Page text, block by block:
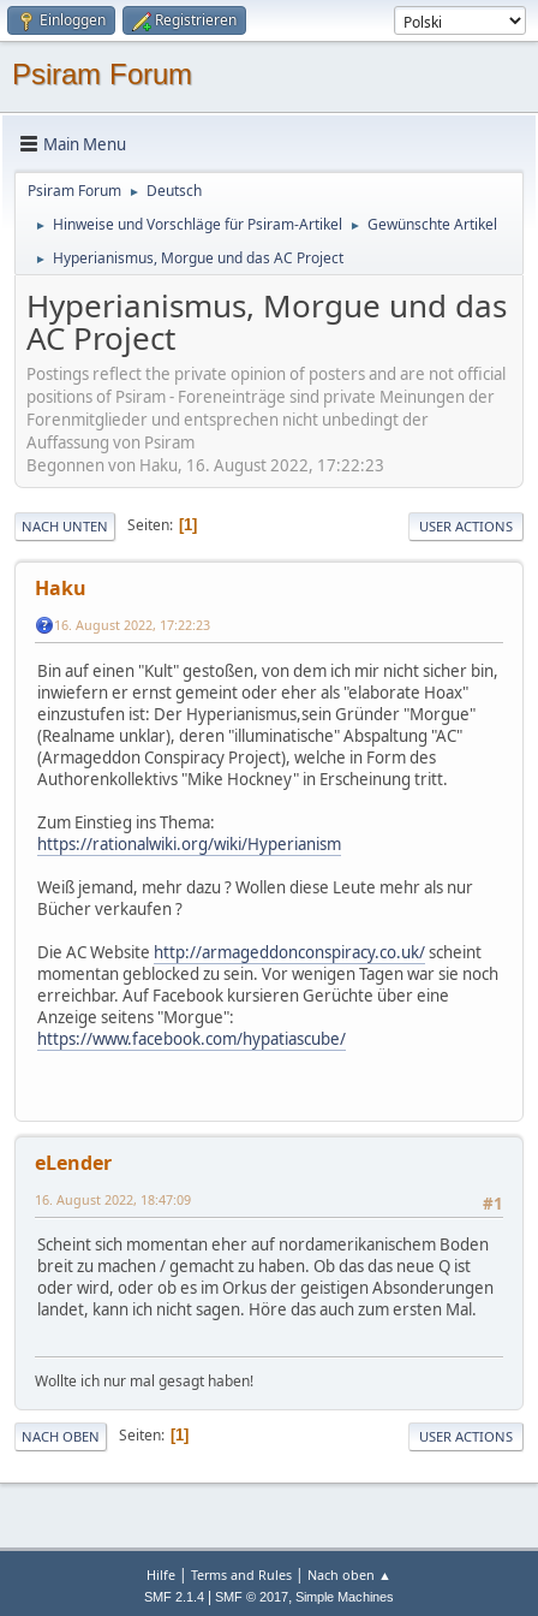
Einloggen Registrieren
Psiram Forum
Main Menu
Psiram Forum ► Deutsch
► Hinweise und Vorschläge für Psiram-Artikel ► Gewünschte Artikel
► Hyperianismus, Morgue und das AC Project
Hyperianismus, Morgue und das
AC Project
Postings reflect the private opinion of posters and are not official
positions of Psiram - Foreneinträge sind private Meinungen der
Forenmitglieder und entsprechen nicht unbedingt der
Auffassung von Psiram
Begonnen von Haku, 16. August 2022, 17:22:23
NACH UNTEN Seiten 1 USER ACTIONS
Haku
16. August 2022, 17:22:23
Bin auf einen "Kult" gestoßen, von dem ich mir nicht sicher bin,
inwiefern er ernst gemeint oder eher als "elaborate Hoax"
einzustufen ist: Der Hyperianismus,sein Gründer "Morgue"
(Realname unklar), deren "illuminatische" Abspaltung "AC"
(Armageddon Conspiracy Project), welche in Form des
Authorenkollektivs "Mike Hockney" in Erscheinung tritt.
Zum Einstieg ins Thema:
https://rationalwiki.org/wiki/Hyperianism
Weiß jemand, mehr dazu ? Wollen diese Leute mehr als nur
Bücher verkaufen ?
Die AC Website http://armageddonconspiracy.co.uk/scheint
momentan geblocked zu sein. Vor wenigen Tagen war sie noch
erreichbar. Auf Facebook kursieren Gerüchte über eine
Anzeige seitens "Morgue":
https://www.facebook.com/hypatiascube/
eLender
#1
16. August 2022, 18:47:09
Scheint sich momentan eher auf nordamerikanischem Boden
breit zu machen / gemacht zu haben. Ob das das neue Q ist
oder wird, oder ob es im Orkus der geistigen Absonderungen
landet, kann ich nicht sagen. Höre das auch zum ersten Mal.
Wollte ich nur mal gesagt haben!
NACH OBEN Seiten 1 USER ACTIONS
Hilfe | Terms and Rules | Nach oben ▲
SMF 2.1.4 SMF © 2017, Simple Machines